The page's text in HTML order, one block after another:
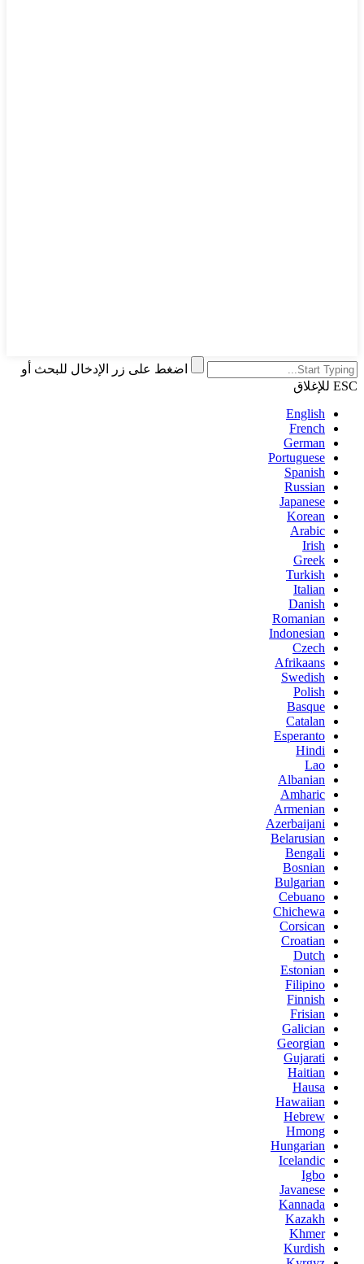
اضغط على زر الإدخال للبحث أو
ESC للإغلاق
English
French
German
Portuguese
Spanish
Russian
Japanese
Korean
Arabic
Irish
Greek
Turkish
Italian
Danish
Romanian
Indonesian
Czech
Afrikaans
Swedish
Polish
Basque
Catalan
Esperanto
Hindi
Lao
Albanian
Amharic
Armenian
Azerbaijani
Belarusian
Bengali
Bosnian
Bulgarian
Cebuano
Chichewa
Corsican
Croatian
Dutch
Estonian
Filipino
Finnish
Frisian
Galician
Georgian
Gujarati
Haitian
Hausa
Hawaiian
Hebrew
Hmong
Hungarian
Icelandic
Igbo
Javanese
Kannada
Kazakh
Khmer
Kurdish